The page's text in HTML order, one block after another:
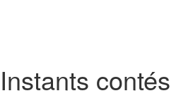
Instants contés